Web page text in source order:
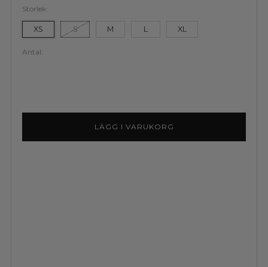
Storlek:
XS S M L XL
Antal:
LÄGG I VARUKORG